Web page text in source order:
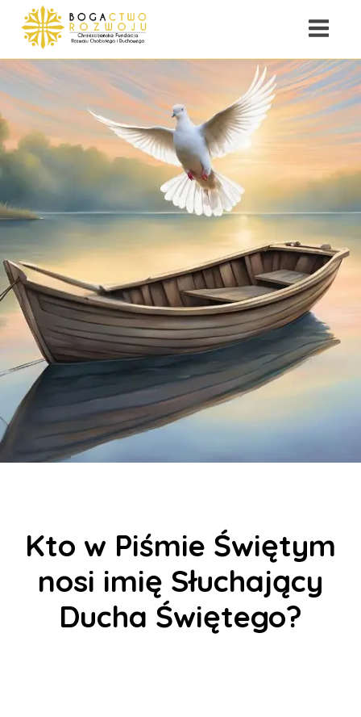
Kto w Piśmie Świętym
nosi imię Słuchający
Ducha Świętego?